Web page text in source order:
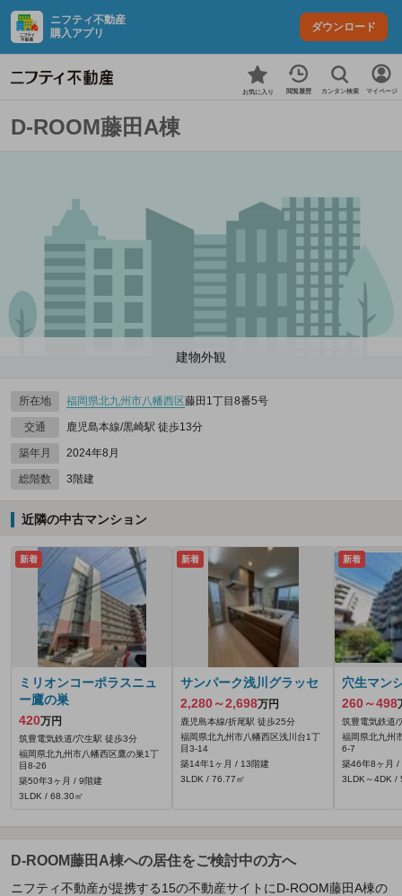
ニフティ不動産
購入アプリ
ダウンロード
お気に入り 閲覧履歴 カンタン検索 マイページ
D-ROOM藤田A棟
建物外観
所在地 福岡県北九州市八幡西区藤田1丁目8番5号
交通 鹿児島本線/黒崎駅 徒歩13分
築年月 2024年8月
総階数 3階建
近隣の中古マンション
新着
ミリオンコーポラスニュ
ー鷹の巣
420万円
筑豊電気鉄道/穴生駅 徒歩3分
福岡県北九州市八幡西区鷹の巣1丁
目8-26
築50年3ヶ月 / 9階建
3LDK / 68.30㎡
新着
サンパーク浅川グラッセ
2,280～2,698万円
鹿児島本線/折尾駅 徒歩25分
福岡県北九州市八幡西区浅川台1丁
目3-14
築14年1ヶ月 / 13階建
3LDK / 76.77㎡
新着
穴生マン
260～498
筑豊電気鉄道/
福岡県北九州
6-7
築46年8ヶ月 /
3LDK～4DK /
D-ROOM藤田A棟への居住をご検討中の方へ
ニフティ不動産が提携する15の不動産サイトにD-ROOM藤田A棟の